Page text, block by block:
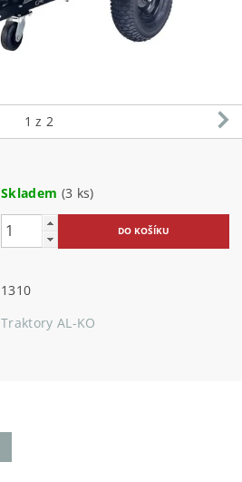
1 z 2
Skladem (3 ks)
1310
Traktory AL-KO